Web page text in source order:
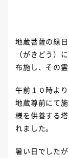
地蔵菩薩の縁
（がきどう）
布施し、その
午前１０時よ
地蔵尊前にて
様を供養する
れました。
暑い日でした